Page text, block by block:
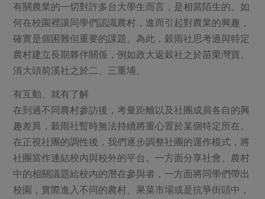
有關農業的一切對許多台大學生而言，是相當陌生的。如
何在校園裡讓同學們認識農村，進而引起對農業的興趣，
確實是個困難但重要的課題。為此，穀雨社思考過與特定
農村建立長期夥伴關係，例如政大返穀社之於苗栗灣寶、
清大頭前溪社之於二、三重埔。
有互動、就有了解
在到過不同農村參訪後，考量距離以及社團成員各自的興
趣差異，穀雨社暫時無法持續將重心置於某個特定所在。
在正視社團的調性後，我們逐步調整社團的運作模式，將
社團當作連結校內與校外的平台。一方面分享社會、農村
中的相關議題給校內的潛在參與者，一方面將同學們帶出
校園，實際進入不同的農村、果菜市場或是抗爭街頭中，